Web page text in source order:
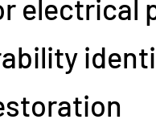
electrical